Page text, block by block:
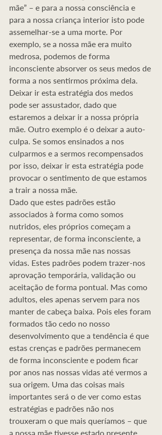
mãe” – e para a nossa consciência e
para a nossa criança interior isto pode
assemelhar-se a uma morte. Por
exemplo, se a nossa mãe era muito
medrosa, podemos de forma
inconsciente absorver os seus medos de
forma a nos sentirmos próxima dela.
Deixar ir esta estratégia dos medos
pode ser assustador, dado que
estaremos a deixar ir a nossa própria
mãe. Outro exemplo é o deixar a auto-
culpa. Se somos ensinados a nos
culparmos e a sermos recompensados
por isso, deixar ir esta estratégia pode
provocar o sentimento de que estamos
a trair a nossa mãe.
Dado que estes padrões estão
associados à forma como somos
nutridos, eles próprios começam a
representar, de forma inconsciente, a
presença da nossa mãe nas nossas
vidas. Estes padrões podem trazer-nos
aprovação temporária, validação ou
aceitação de forma pontual. Mas como
adultos, eles apenas servem para nos
manter de cabeça baixa. Pois eles foram
formados tão cedo no nosso
desenvolvimento que a tendência é que
estas crenças e padrões permanecem
de forma inconsciente e podem ficar
por anos nas nossas vidas até vermos a
sua origem. Uma das coisas mais
importantes será o de ver como estas
estratégias e padrões não nos
trouxeram o que mais queríamos – que
a nossa mãe tivesse estado presente